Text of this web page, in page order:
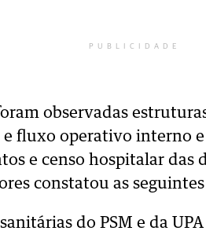
PUBLICIDADE
observadas
fluxo operativo interno
e censo hospitalar das
constatou as
do PSM e da